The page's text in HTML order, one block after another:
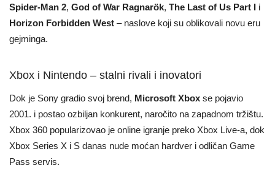
Spider-Man 2, God of War Ragnarök, The Last of Us Part I i
Horizon Forbidden West – naslove koji su oblikovali novu eru
gejminga.
Xbox i Nintendo – stalni rivali i inovatori
Dok je Sony gradio svoj brend, Microsoft Xbox se pojavio
2001. i postao ozbiljan konkurent, naročito na zapadnom tržištu.
Xbox 360 popularizovao je online igranje preko Xbox Live-a, dok
Xbox Series X i S danas nude moćan hardver i odličan Game
Pass servis.